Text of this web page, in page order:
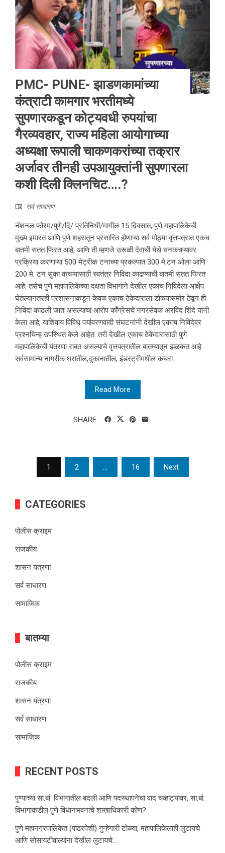
PMC- PUNE- झाडणकामांच्या
कंत्राटी कामगार भरतीमध्ये
सुपणारकडून कोट्यवधी रुपयांचा
गैरव्यवहार, राज्य महिला आयोगाच्या
अध्यक्षा रूपाली चाकणकरांच्या तक्रार
अर्जावर तीनही उपआयुक्तांनी सुपणारला
कशी दिली क्लिनचिट….?
सर्व साधारण
नॅशनल फोरम/पुणे/दि/ प्रतिनिधी/मागील 15 दिवसात, पुणे महापालिकेची
मुख्य इमारत आणि पुणे शहरातून प्रसारित होणाऱ्या सर्व मोठ्या वृत्तपत्रात एकच
बातमी सतत फिरत आहे, आणि ती म्हणजे उरूळी देवाची येथे घनकचऱ्यावर
प्रक्रिया करणाऱ्या 500 मेट्रीक टनाच्या प्रकल्पात 300 मे.टन ओला आणि
200 मे. टन सुका कचऱ्यासाठी स्वतंत्र निविदा काढण्याची बातमी सतत फिरत
आहे. तसेच पुणे महापालिकेच्या दक्षता विभागाने देखील एकाच निविदेला आक्षेप
घेतल्यानंतरही प्रशासनाकडून केवळ एकाच ठेकेदाराला डोळयासमोर ठेवून ही
निविदा काढली जात असल्याचा आरोप काँग्रेसचे नगरसेवक अरविंद शिंदे यांनी
केला आहे, याशिवाय विविध पर्यावरणवादी संघटनांनी देखील एकाच निविदेवर
प्रश्नचिन्ह उपस्थित केले आहेत. तरी देखील एकाच ठेकेदारासाठी पुणे
महापालिकेची यंत्रणा राबत असल्याचे वृत्तपत्रातील बातम्यातून झळकत आहे.
सर्वसामान्य नागरीक घरातील,दुकानातील, इंडस्ट्रीमधील कचरा...
Read More
SHARE
Posts
pagination
1 2 … 16 Next
CATEGORIES
पोलीस क्राइम
राजकीय
शासन यंत्रणा
सर्व साधारण
सामाजिक
बातम्या
पोलीस क्राइम
राजकीय
शासन यंत्रणा
सर्व साधारण
सामाजिक
RECENT POSTS
पुण्याच्या सा.बां. विभागातील बदली आणि पदस्थापनेचा वाद चव्हाट्यावर, सा.बां.
विभागाकडील पुणे विधानभवनाचे शाखाधिकारी कोण?
पुणे महानगरपालिकेत (पांढरपेशी) गुन्हेगारी टोळ्या, महापालिकेलाही लुटायचे
आणि सोसायटीवाल्यांना देखील लुटायचे…